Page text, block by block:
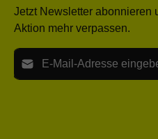
Jetzt Newsletter abonnieren
Aktion mehr verpassen.
E-Mail-Adresse*